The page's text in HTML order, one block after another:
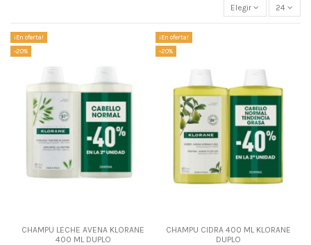
Elegir 24
¡En oferta!
-20%
CHAMPU LECHE AVENA KLORANE
400 ML DUPLO
¡En oferta!
-20%
CHAMPU CIDRA 400 ML KLORANE
DUPLO